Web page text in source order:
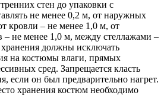
стен до упаковки с
не менее 0,2 м, от наружных
кровли – не менее 1,0 м, от
– не менее 1,0 м, между стеллажами –
должны исключать
на костюмы влаги, прямых
сред. Запрещается класть
если он был предварительно нагрет.
хранения костюм необходимо